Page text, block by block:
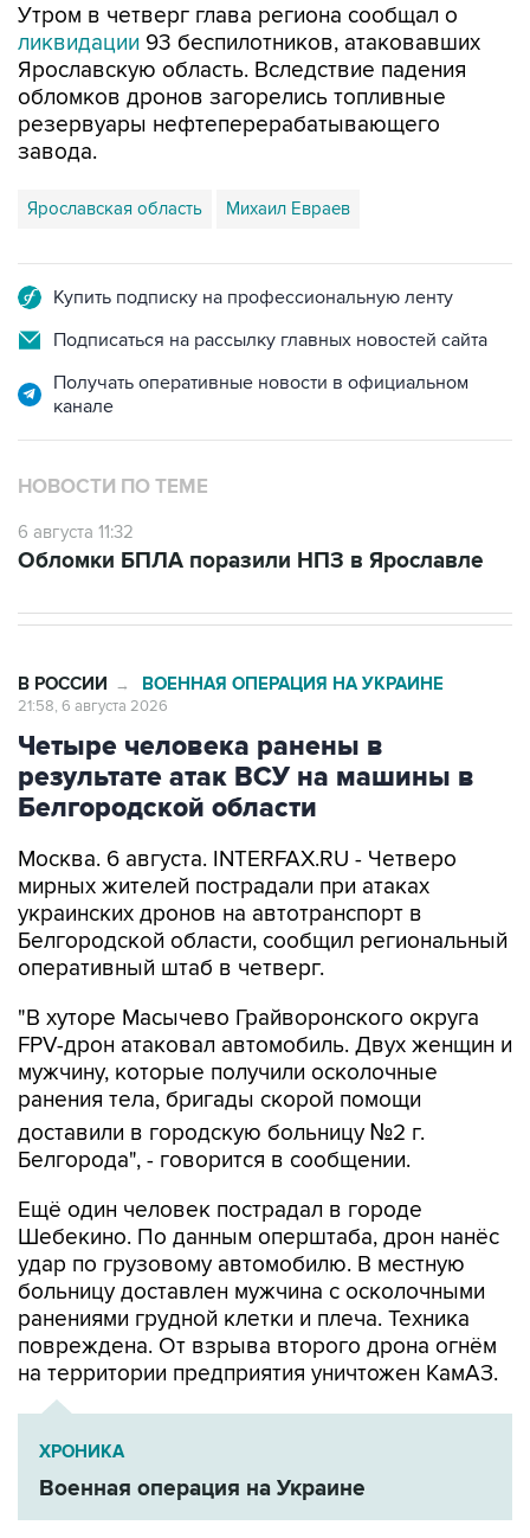
Утром в четверг глава региона сообщал о
ликвидации 93 беспилотников, атаковавших
Ярославскую область. Вследствие падения
обломков дронов загорелись топливные
резервуары нефтеперерабатывающего
завода.
Ярославская область Михаил Евраев
Купить подписку на профессиональную ленту
Подписаться на рассылку главных новостей сайта
Получать оперативные новости в официальном
канале
НОВОСТИ ПО ТЕМЕ
6 августа 11:32
Обломки БПЛА поразили НПЗ в Ярославле
В РОССИИ → ВОЕННАЯ ОПЕРАЦИЯ НА УКРАИНЕ
21:58, 6 августа 2026
Четыре человека ранены в
результате атак ВСУ на машины в
Белгородской области
Москва. 6 августа. INTERFAX.RU - Четверо
мирных жителей пострадали при атаках
украинских дронов на автотранспорт в
Белгородской области, сообщил региональный
оперативный штаб в четверг.
"В хуторе Масычево Грайворонского округа
FPV-дрон атаковал автомобиль. Двух женщин и
мужчину, которые получили осколочные
ранения тела, бригады скорой помощи
доставили в городскую больницу №2 г.
Белгорода", - говорится в сообщении.
Ещё один человек пострадал в городе
Шебекино. По данным оперштаба, дрон нанёс
удар по грузовому автомобилю. В местную
больницу доставлен мужчина с осколочными
ранениями грудной клетки и плеча. Техника
повреждена. От взрыва второго дрона огнём
на территории предприятия уничтожен КамАЗ.
ХРОНИКА
Военная операция на Украине